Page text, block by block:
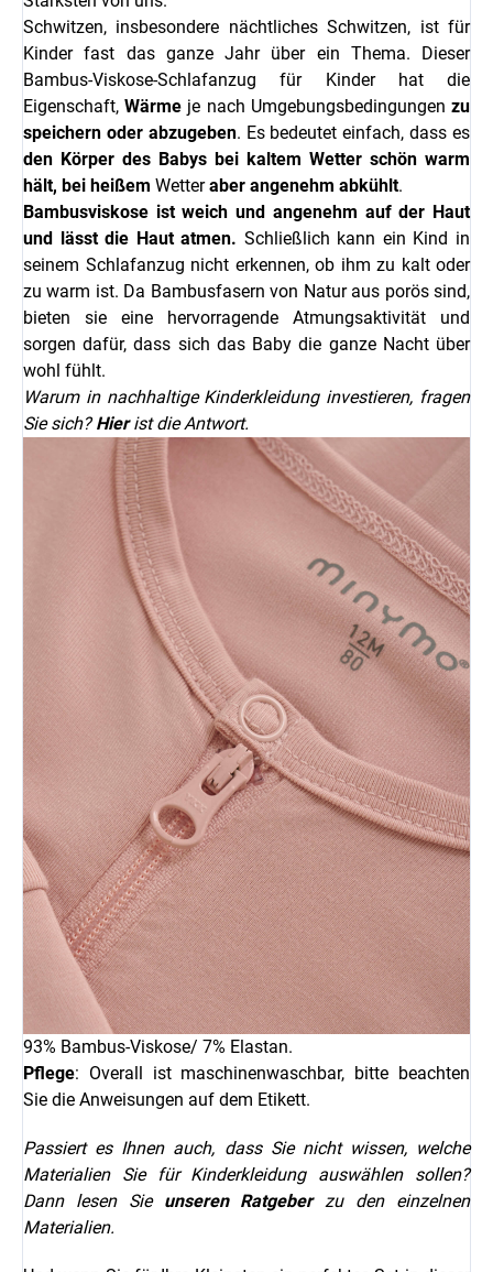
Schwitzen, insbesondere nächtliches Schwitzen, ist für
Kinder fast das ganze Jahr über ein Thema. Dieser
Bambus-Viskose-Schlafanzug für Kinder hat die
Eigenschaft,Wärme je nach Umgebungsbedingungenzu
speichern oder abzugeben. Es bedeutet einfach, dass es
den Körper des Babys bei kaltem Wetter schön warm
hält, bei heißem Wetteraber angenehm abkühlt.
Bambusviskose ist weich und angenehm auf der Haut
und lässt die Haut atmen. Schließlich kann ein Kind in
seinem Schlafanzug nicht erkennen, ob ihm zu kalt oder
zu warm ist. Da Bambusfasern von Natur aus porös sind,
bieten sie eine hervorragende Atmungsaktivität und
sorgen dafür, dass sich das Baby die ganze Nacht über
wohl fühlt.
Warum in nachhaltige Kinderkleidung investieren, fragen
Sie sich? Hierist die Antwort.
93% Bambus-Viskose/ 7% Elastan.
Pflege: Overall ist maschinenwaschbar, bitte beachten
Sie die Anweisungen auf dem Etikett.
Passiert es Ihnen auch, dass Sie nicht wissen, welche
Materialien Sie für Kinderkleidung auswählen sollen?
Dann lesen Sie unseren Ratgeberzu den einzelnen
Materialien.